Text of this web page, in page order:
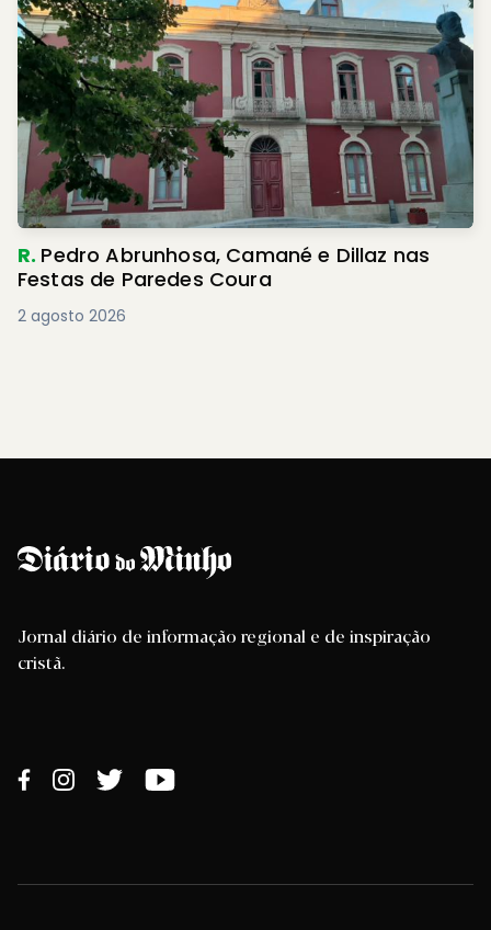
R. Pedro Abrunhosa, Camané e Dillaz nas
Festas de Paredes Coura
2 agosto 2026
Jornal diário de informação regional e de inspiração
cristã.